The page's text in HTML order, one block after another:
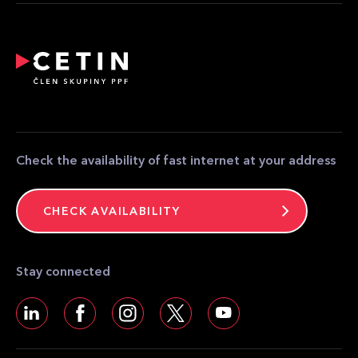
Relocation and modification of telecommunications
equipment
Check the availability of fast internet at your address
CHECK AVAILABILITY
Stay connected